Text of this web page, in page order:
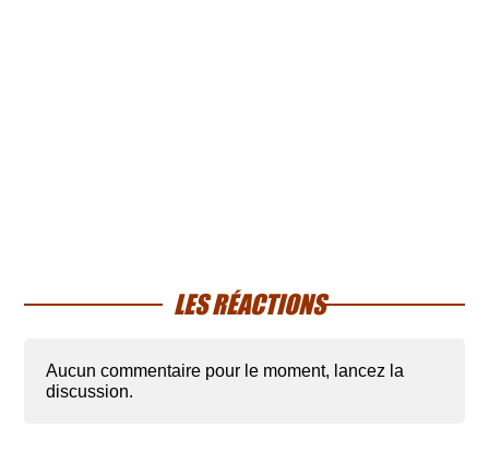
LES RÉACTIONS
Aucun commentaire pour le moment, lancez la
discussion.